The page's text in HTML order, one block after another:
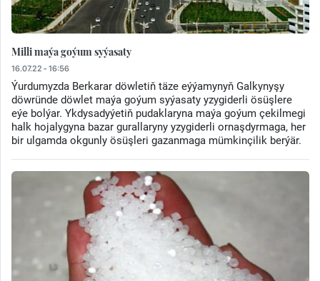
Milli maýa goýum syýasaty
16.07.22 - 16:56
Ýurdumyzda Berkarar döwletiň täze eýýamynyň Galkynyşy
döwründe döwlet maýa goýum syýasaty yzygiderli ösüşlere
eýe bolýar. Ykdysadyýetiň pudaklaryna maýa goýum çekilmegi
halk hojalygyna bazar gurallaryny yzygiderli ornaşdyrmaga, her
bir ulgamda okgunly ösüşleri gazanmaga mümkinçilik berýär.